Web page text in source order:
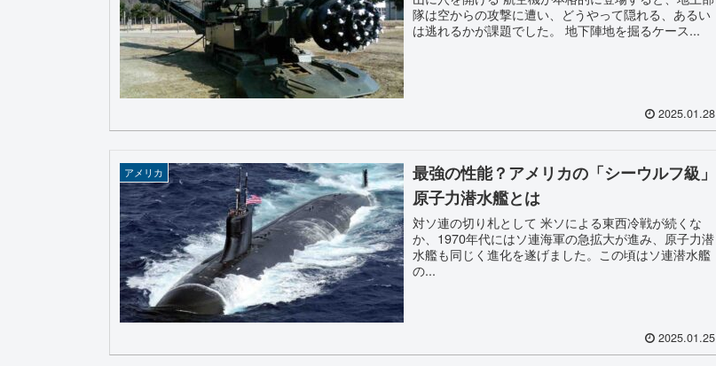
隊は空からの攻撃に遭い、どうやって隠れる、あるい
は逃れるかが課題でした。 地下陣地を掘るケース...
2025.01.28
アメリカ
最強の性能？アメリカの「シーウルフ級」
原子力潜水艦とは
対ソ連の切り札として 米ソによる東西冷戦が続くな
か、1970年代にはソ連海軍の急拡大が進み、原子力潜
水艦も同じく進化を遂げました。この頃はソ連潜水艦
の...
2025.01.25